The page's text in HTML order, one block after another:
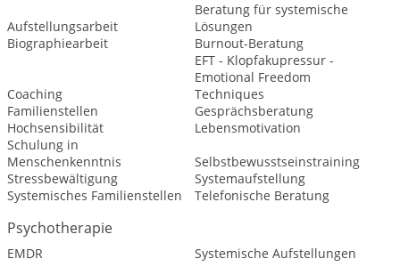
Aufstellungsarbeit
Beratung für systemische
Lösungen
Biographiearbeit
Burnout-Beratung
Coaching
EFT - Klopfakupressur -
Emotional Freedom
Techniques
Familienstellen
Gesprächsberatung
Hochsensibilität
Lebensmotivation
Schulung in
Menschenkenntnis
Selbstbewusstseinstraining
Stressbewältigung
Systemaufstellung
Systemisches Familienstellen
Telefonische Beratung
Psychotherapie
EMDR Systemische Aufstellungen